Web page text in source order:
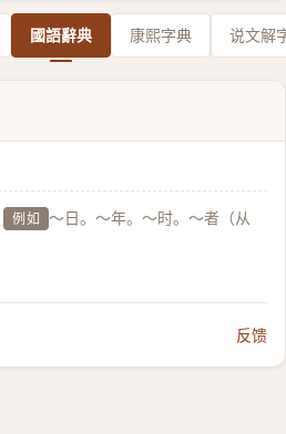
國語辭典 康熙字典 说文解
例如 ～日。～年。～时。～者（从
反馈